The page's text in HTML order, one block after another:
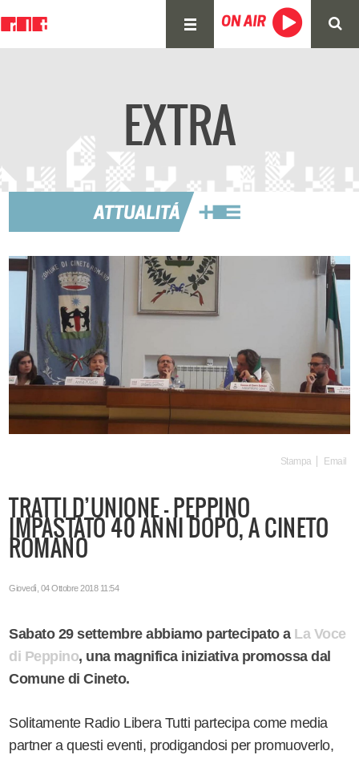
EXTRA
Stampa Email
TRATTI D’UNIONE - PEPPINO
IMPASTATO 40 ANNI DOPO, A CINETO
ROMANO
Giovedì, 04 Ottobre 2018 11:54
Sabato 29 settembre abbiamo partecipato a La Voce
di Peppino, una magnifica iniziativa promossa dal
Comune di Cineto.
Solitamente Radio Libera Tutti partecipa come media
partner a questi eventi, prodigandosi per promuoverlo,